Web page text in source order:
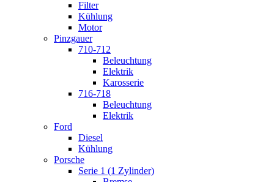
Filter
Kühlung
Motor
Pinzgauer
710-712
Beleuchtung
Elektrik
Karosserie
716-718
Beleuchtung
Elektrik
Ford
Diesel
Kühlung
Porsche
Serie 1 (1 Zylinder)